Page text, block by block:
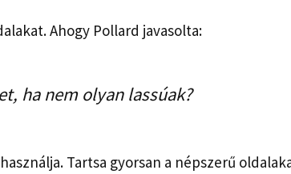
Ahogy Pollard javasolta:
ha nem olyan lassúak?
Tartsa gyorsan a népszerű